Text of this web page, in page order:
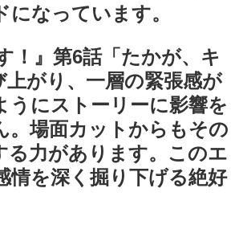
なっています。
！』第6話「たかが、キ
がり、一層の緊張感が
うにストーリーに影響を
。場面カットからもその
る力があります。このエ
情を深く掘り下げる絶好